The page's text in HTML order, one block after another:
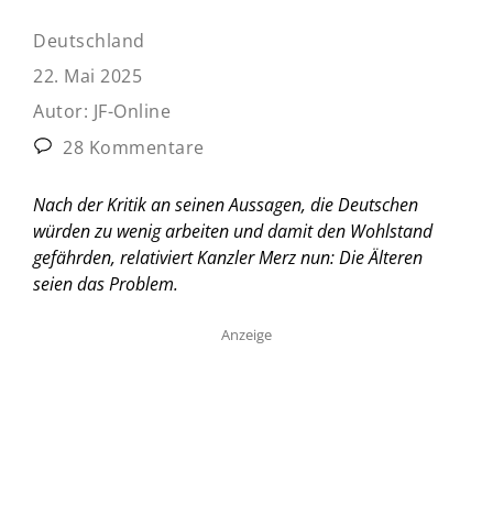
Deutschland
22. Mai 2025
Autor: JF-Online
28 Kommentare
Nach der Kritik an seinen Aussagen, die Deutschen
würden zu wenig arbeiten und damit den Wohlstand
gefährden, relativiert Kanzler Merz nun: Die Älteren
seien das Problem.
Anzeige